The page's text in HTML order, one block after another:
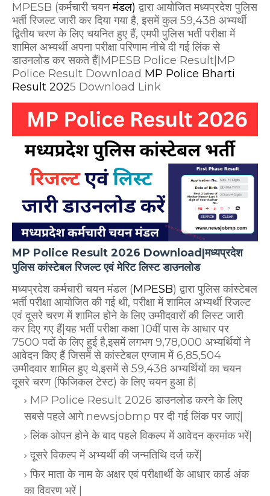
MPESB (कर्मचारी चयनमंडल) द्वारा आयोजित मध्यप्रदेश पुलिस
भर्ती रिजल्टजारी कर दिया गया है, इसमें कुल 59,438 अभ्यर्थी
द्वितीय चरण के लिए चयनित हुए हैं, एमपी पुलिस भर्ती परीक्षा में
शामिल अभ्यर्थी अपना परीक्षा परिणाम नीचे दी गई लिंक से
डाउनलोड कर सकते हैं|MPESB Police Result|MP
Police Result Download MP Police Bharti
Result 2025 Download Link
MP Police Result 2026 Download|मध्यप्रदेश
पुलिस कांस्टेबल रिजल्ट एवं मेरिट लिस्ट डाउनलोड
मध्यप्रदेश कर्मचारी चयन मंडल (MPESB) द्वारा पुलिस कांस्टेबल
भर्ती परीक्षा आयोजित की गई थी, परीक्षा में शामिल अभ्यर्थी रिजल्ट
एवं दूसरे चरण में शामिल होने के लिए उम्मीदवारों की लिस्ट जारी
कर दिए गए हैं|यह भर्ती परीक्षा कक्षा 10वीं पास के आधार पर
7500 पदों के लिए हुई है,इसमें लगभग 9,78,000 अभ्यर्थियों ने
आवेदन किए हैं जिसमें से कांस्टेबल एग्जाम में 6,85,504
उम्मीदवार शामिल हुए थे,इसमें से59,438 अभ्यर्थियों का चयन
दूसरे चरण (फिजिकल टेस्ट) के लिए चयन हुआ है|
MP Police Result 2026 डाउनलोड करने के लिए
सबसे पहले आगे newsjobmp पर दी गई लिंक पर जाएं|
लिंक ओपन होने के बाद पहले विकल्प में आवेदन क्रमांक भरें|
दूसरे विकल्प में अभ्यर्थी की जन्मतिथि दर्ज करें|
फिर माता के नाम के अक्षर एवं परीक्षार्थी के आधार कार्ड अंक
का विवरण भरें |